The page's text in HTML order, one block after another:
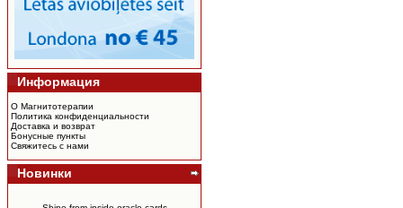
Информация
О Магнитотерапии
Политика конфиденциальности
Доставка и возврат
Бонусные пункты
Свяжитесь с нами
Новинки